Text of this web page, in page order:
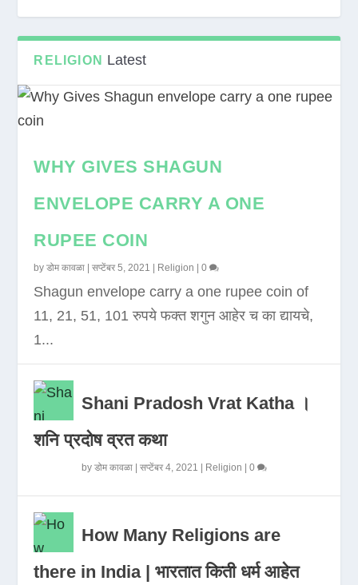
RELIGION Latest
WHY GIVES SHAGUN
ENVELOPE CARRY A ONE
RUPEE COIN
byडोम कावळा |सप्टेंबर 5, 2021 Religion |0
Shagun envelope carry a one rupee coin of
11, 21, 51, 101 रुपये फक्त शगुन आहेर च का द्यायचे,
1...
Shani Pradosh Vrat Katha ।
शनि प्रदोष व्रत कथा
byडोम कावळा |सप्टेंबर 4, 2021 Religion |0
How Many Religions are
there in India | भारतात किती धर्म आहेत